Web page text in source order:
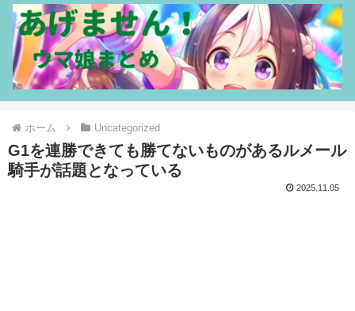
ホーム Uncategorized
G1を連勝できても勝てないものがあるルメール
騎手が話題となっている
2025.11.05